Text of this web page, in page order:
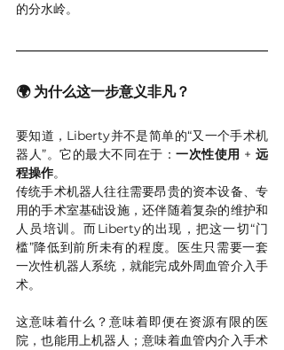
的分水岭。
🌍 为什么这一步意义非凡？
要知道，Liberty并不是简单的“又一个手术机
器人”。它的最大不同在于：一次性使用 + 远
程操作。
传统手术机器人往往需要昂贵的资本设备、专
用的手术室基础设施，还伴随着复杂的维护和
人员培训。而Liberty的出现，把这一切“门
槛”降低到前所未有的程度。医生只需要一套
一次性机器人系统，就能完成外周血管介入手
术。
这意味着什么？意味着即便在资源有限的医
院，也能用上机器人；意味着血管内介入手术